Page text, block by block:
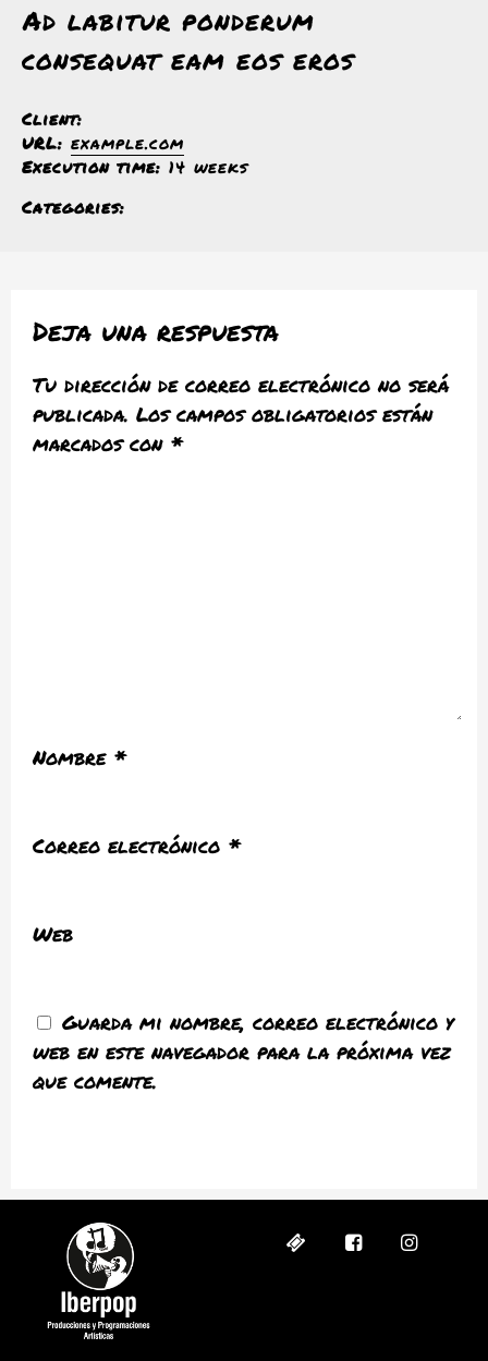
Ad labitur ponderum
consequat eam eos eros
Client:
URL: example.com
Execution time: 14 weeks
Categories:
Deja una respuesta
Tu dirección de correo electrónico no será
publicada. Los campos obligatorios están
marcados con *
Nombre *
Correo electrónico *
Web
Guarda mi nombre, correo electrónico y
web en este navegador para la próxima vez
que comente.